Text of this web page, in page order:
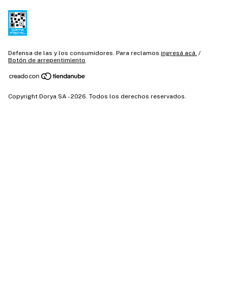
Defensa de las y los consumidores. Para reclamos ingresá acá. /
Botón de arrepentimiento
Copyright Dorya SA - 2026. Todos los derechos reservados.